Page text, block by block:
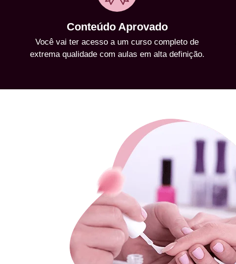
Conteúdo Aprovado
Você vai ter acesso a um curso completo de
extrema qualidade com aulas em alta definição.